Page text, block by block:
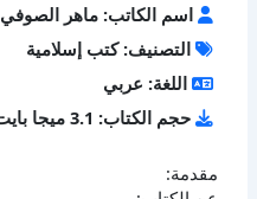
اسم الكاتب: ماهر الصوفي
التصنيف: كتب إسلامية
اللغة: عربي
حجم الكتاب: 3.1 ميجا بايت
مقدمة: